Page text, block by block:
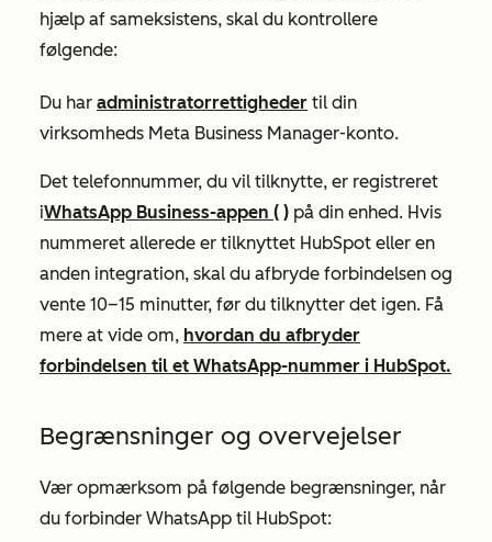
hjælp af sameksistens, skal du kontrollere
følgende:
Du har administratorrettigheder til din
virksomheds Meta Business Manager-konto.
Det telefonnummer, du vil tilknytte, er registreret
iWhatsApp Business-appen ( ) på din enhed. Hvis
nummeret allerede er tilknyttet HubSpot eller en
anden integration, skal du afbryde forbindelsen og
vente 10–15 minutter, før du tilknytter det igen. Få
mere at vide om, hvordan du afbryder
forbindelsen til et WhatsApp-nummer i HubSpot.
Begrænsninger og overvejelser
Vær opmærksom på følgende begrænsninger, når
du forbinder WhatsApp til HubSpot: